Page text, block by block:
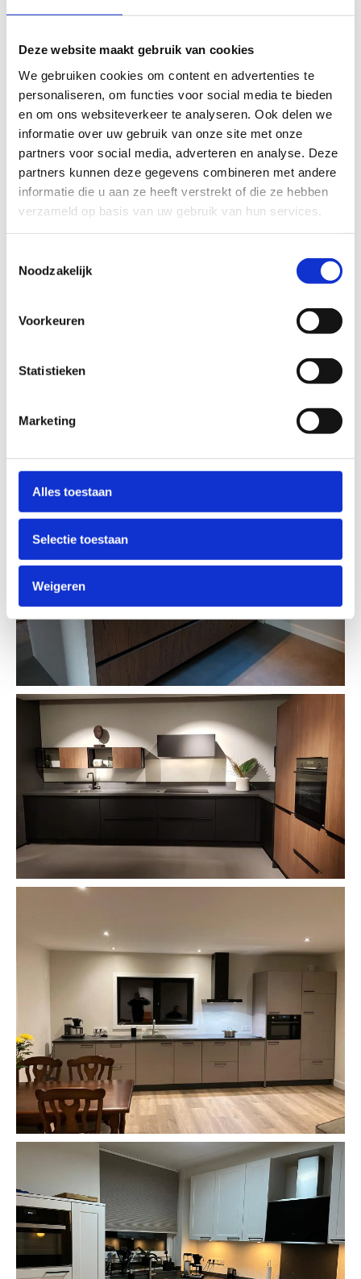
Deze website maakt gebruik van cookies
We gebruiken cookies om content en advertenties te
personaliseren, om functies voor social media te bieden
en om ons websiteverkeer te analyseren. Ook delen we
informatie over uw gebruik van onze site met onze
partners voor social media, adverteren en analyse. Deze
partners kunnen deze gegevens combineren met andere
informatie die u aan ze heeft verstrekt of die ze hebben
verzameld op basis van uw gebruik van hun services.
Noodzakelijk
Voorkeuren
Statistieken
Marketing
Alles toestaan
Selectie toestaan
Weigeren